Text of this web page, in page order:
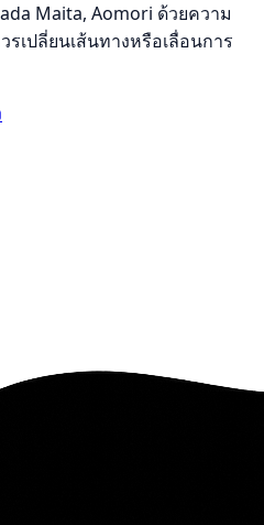
Maita, Aomori ด้วยความ
เปลี่ยนเส้นทางหรือเลื่อนการ